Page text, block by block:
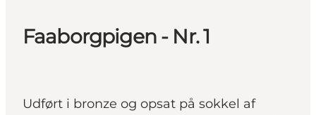
Faaborgpigen - Nr. 1
Udført i bronze og opsat på sokkel af